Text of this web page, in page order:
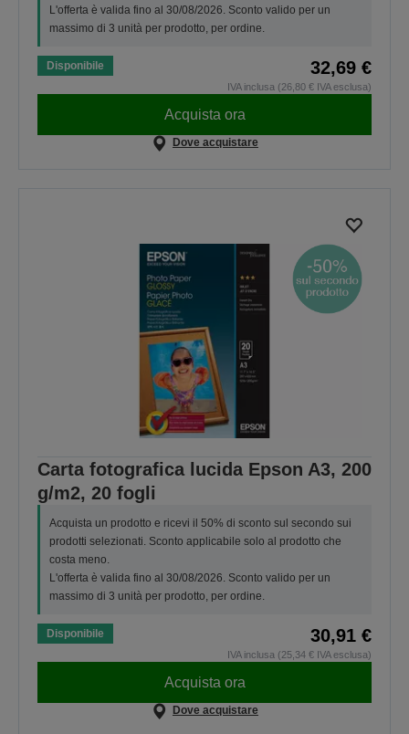
L'offerta è valida fino al 30/08/2026. Sconto valido per un
massimo di 3 unità per prodotto, per ordine.
Disponibile 32,69 €
IVA inclusa (26,80 € IVA esclusa)
Acquista ora
Dove acquistare
Carta fotografica lucida Epson A3, 200
g/m2, 20 fogli
Acquista un prodotto e ricevi il 50% di sconto sul secondo sui
prodotti selezionati. Sconto applicabile solo al prodotto che
costa meno.
L'offerta è valida fino al 30/08/2026. Sconto valido per un
massimo di 3 unità per prodotto, per ordine.
Disponibile 30,91 €
IVA inclusa (25,34 € IVA esclusa)
Acquista ora
Dove acquistare